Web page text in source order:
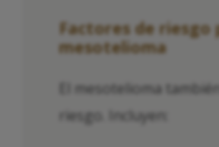
Factores de riesgo
mesotelioma
El mesotelioma
riesgo. Incluyen: